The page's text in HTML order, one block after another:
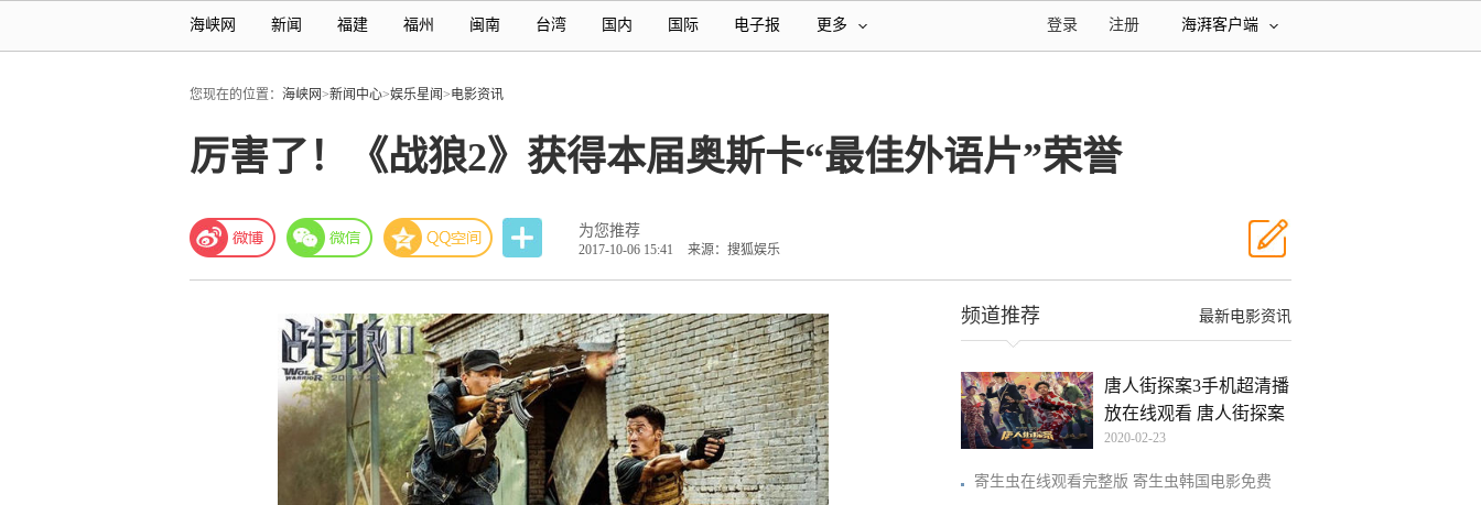
海峡网 新闻 福建 福州 闽南 台湾 国内 国际 电子报 更多 海湃客户端
注册
登录
您现在的位置： 海峡网>新闻中心>娱乐星闻>电影资讯
厉害了！《战狼2》获得本届奥斯卡“最佳外语片”荣誉
为您推荐
2017-10-06 15:41 来源：搜狐娱乐
最新电影资讯
频道推荐
唐人街探案3手机超清播
放在线观看 唐人街探案
2020-02-23
寄生虫在线观看完整版 寄生虫韩国电影免费